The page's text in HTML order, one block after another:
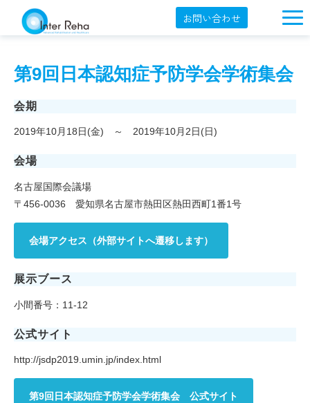
お問い合わせ
製品一覧
セミナー情報
オンラインショップ
English
第9回日本認知症予防学会学術集会
会期
2019年10月18日(金) ～ 2019年10月2日(日)
会場
名古屋国際会議場
〒456-0036 愛知県名古屋市熱田区熱田西町1番1号
会場アクセス（外部サイトへ遷移します）
展示ブース
小間番号：11-12
公式サイト
http://jsdp2019.umin.jp/index.html
第9回日本認知症予防学会学術集会 公式サイト